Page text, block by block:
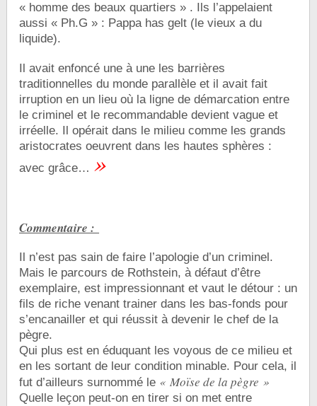
« homme des beaux quartiers » . Ils l’appelaient
aussi « Ph.G » : Pappa has gelt (le vieux a du
liquide).
Il avait enfoncé une à une les barrières
traditionnelles du monde parallèle et il avait fait
irruption en un lieu où la ligne de démarcation entre
le criminel et le recommandable devient vague et
irréelle. Il opérait dans le milieu comme les grands
aristocrates oeuvrent dans les hautes sphères :
avec grâce… »
Commentaire :
Il n’est pas sain de faire l’apologie d’un criminel.
Mais le parcours de Rothstein, à défaut d’être
exemplaire, est impressionnant et vaut le détour : un
fils de riche venant trainer dans les bas-fonds pour
s’encanailler et qui réussit à devenir le chef de la
pègre.
Qui plus est en éduquant les voyous de ce milieu et
en les sortant de leur condition minable. Pour cela, il
fut d’ailleurs surnommé le « Moïse de la pègre »
Quelle leçon peut-on en tirer si on met entre